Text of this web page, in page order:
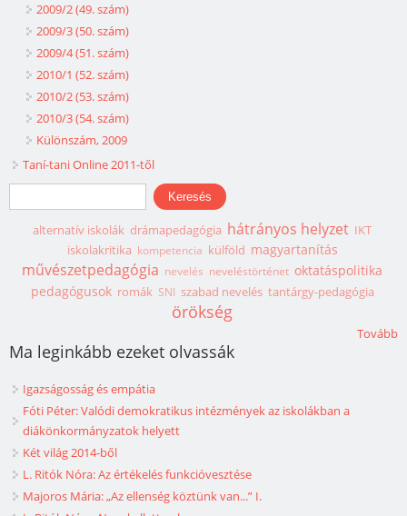
2009/2 (49. szám)
2009/3 (50. szám)
2009/4 (51. szám)
2010/1 (52. szám)
2010/2 (53. szám)
2010/3 (54. szám)
Különszám, 2009
Taní-tani Online 2011-től
Keresés űrlap
Keresés
alternatív iskolák drámapedagógia hátrányos helyzet IKT
iskolakritika kompetencia külföld magyartanítás
művészetpedagógia nevelés neveléstörténet oktatáspolitika
pedagógusok romák SNI szabad nevelés tantárgy-pedagógia
örökség
Tovább
Ma leginkább ezeket olvassák
Igazságosság és empátia
Fóti Péter: Valódi demokratikus intézmények az iskolákban a
diákönkormányzatok helyett
Két világ 2014-ből
L. Ritók Nóra: Az értékelés funkcióvesztése
Majoros Mária: „Az ellenség köztünk van...” I.